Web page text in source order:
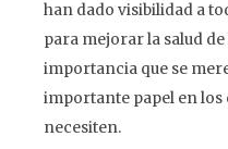
han dado visibilidad a
para mejorar la salud
importancia que se
importante papel en los
necesiten.